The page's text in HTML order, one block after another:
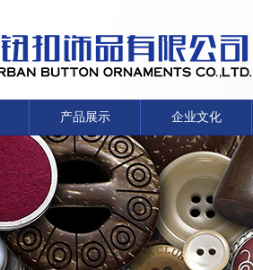
产品展示 企业文化